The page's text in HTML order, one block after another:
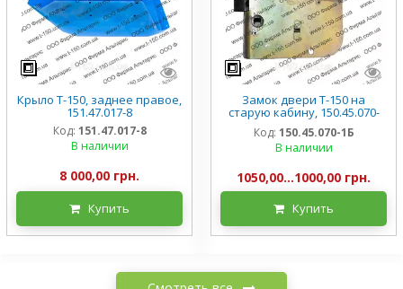
Крыло Т-150, заднее правое,
151.47.017-8
Код: 151.47.017-8
В наличии
8 000,00 грн.
Купить
Замок двери Т-150 на
старую кабину, 150.45.070-
1Б, пр-во ХТЗ
Код: 150.45.070-1Б
В наличии
1050,00...1000,00 грн.
Купить